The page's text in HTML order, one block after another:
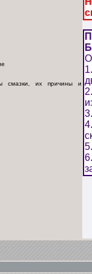
смазки, их причины и